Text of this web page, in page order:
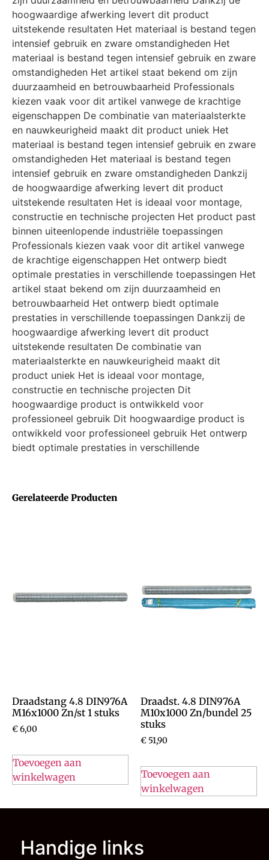
Gerelateerde Producten
Draadstang 4.8 DIN976A
M16x1000 Zn/st 1 stuks
€6,00
Toevoegen aan
winkelwagen
Draadst. 4.8 DIN976A
M10x1000 Zn/bundel 25
stuks
€ 51,90
Toevoegen aan
winkelwagen
hoogwaardige afwerking levert dit product
uitstekende resultaten Het materiaal is bestand tegen
intensief gebruik en zware omstandigheden Het
materiaal is bestand tegen intensief gebruik en zware
omstandigheden Het artikel staat bekend om zijn
duurzaamheid en betrouwbaarheid Professionals
kiezen vaak voor dit artikel vanwege de krachtige
eigenschappen De combinatie van materiaalsterkte
en nauwkeurigheid maakt dit product uniek Het
materiaal is bestand tegen intensief gebruik en zware
omstandigheden Het materiaal is bestand tegen
intensief gebruik en zware omstandigheden Dankzij
de hoogwaardige afwerking levert dit product
uitstekende resultaten Het is ideaal voor montage,
constructie en technische projecten Het product past
binnen uiteenlopende industriële toepassingen
Professionals kiezen vaak voor dit artikel vanwege
de krachtige eigenschappen Het ontwerp biedt
optimale prestaties in verschillende toepassingen Het
artikel staat bekend om zijn duurzaamheid en
betrouwbaarheid Het ontwerp biedt optimale
prestaties in verschillende toepassingen Dankzij de
hoogwaardige afwerking levert dit product
uitstekende resultaten De combinatie van
materiaalsterkte en nauwkeurigheid maakt dit
product uniek Het is ideaal voor montage,
constructie en technische projecten Dit
hoogwaardige product is ontwikkeld voor
professioneel gebruik Dit hoogwaardige product is
ontwikkeld voor professioneel gebruik Het ontwerp
biedt optimale prestaties in verschillende
Handige links